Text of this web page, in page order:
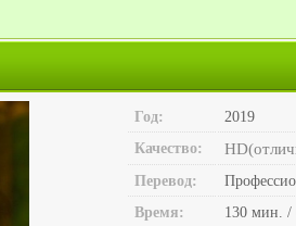
Год:
2019
Качество:
Перевод:
Время:
130 мин. /